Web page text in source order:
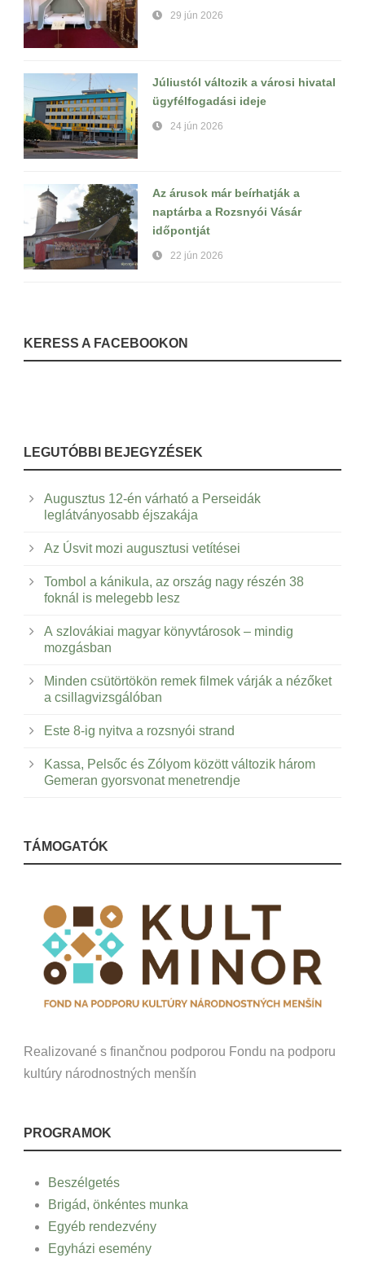
29 jún 2026
Júliustól változik a városi hivatal
ügyfélfogadási ideje
24 jún 2026
Az árusok már beírhatják a
naptárba a Rozsnyói Vásár
időpontját
22 jún 2026
KERESS A FACEBOOKON
LEGUTÓBBI BEJEGYZÉSEK
Augusztus 12-én várható a Perseidák
leglátványosabb éjszakája
Az Úsvit mozi augusztusi vetítései
Tombol a kánikula, az ország nagy részén 38
foknál is melegebb lesz
A szlovákiai magyar könyvtárosok – mindig
mozgásban
Minden csütörtökön remek filmek várják a nézőket
a csillagvizsgálóban
Este 8-ig nyitva a rozsnyói strand
Kassa, Pelsőc és Zólyom között változik három
Gemeran gyorsvonat menetrendje
TÁMOGATÓK
Realizované s finančnou podporou Fondu na podporu
kultúry národnostných menšín
PROGRAMOK
Beszélgetés
Brigád, önkéntes munka
Egyéb rendezvény
Egyházi esemény